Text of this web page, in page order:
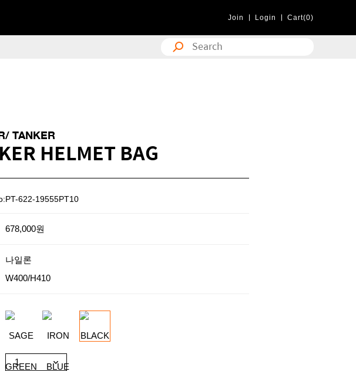
Join Login Cart(0)
TANKER
HELMET BAG
622-19555PT10
678,000원
나일론
W400/H410